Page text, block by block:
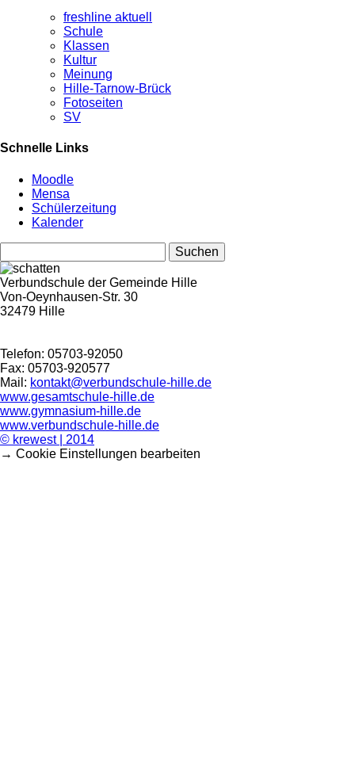
freshline aktuell
Schule
Klassen
Kultur
Meinung
Hille-Tarnow-Brück
Fotoseiten
SV
Schnelle Links
Moodle
Mensa
Schülerzeitung
Kalender
nach:
Verbundschule der Gemeinde Hille
Von-Oeynhausen-Str. 30
32479 Hille
Telefon: 05703-92050
Fax: 05703-920577
Mail: kontakt@verbundschule-hille.de
www.gesamtschule-hille.de
www.gymnasium-hille.de
www.verbundschule-hille.de
© krewest | 2014
→ Cookie Einstellungen bearbeiten